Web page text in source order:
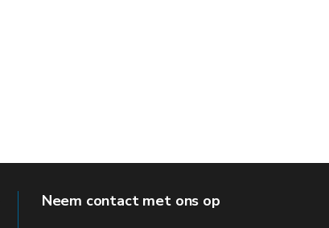
Neem contact met ons op